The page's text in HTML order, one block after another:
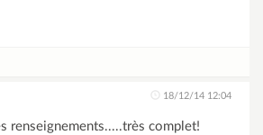
18/12/14 12:04
renseignements.....très complet!